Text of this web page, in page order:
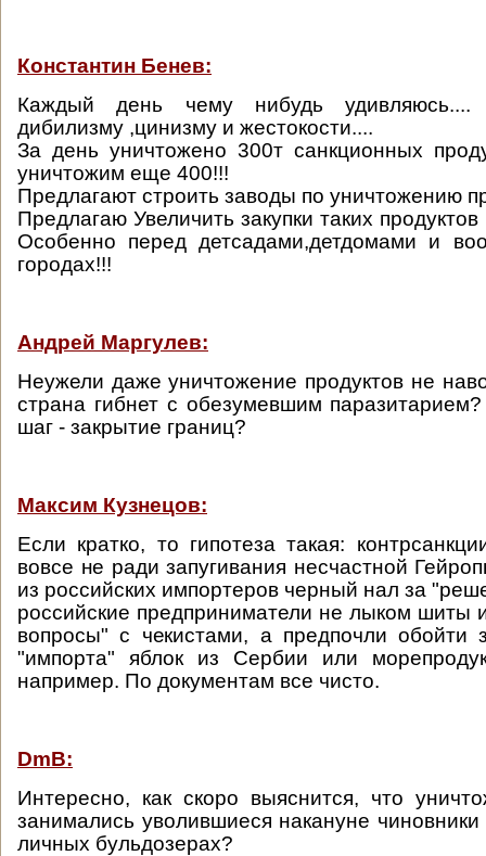
Константин Бенев:
Каждый день чему нибудь удивляюсь....
дибилизму ,цинизму и жестокости....
За день уничтожено 300т санкционных
уничтожим еще 400!!!
Предлагают строить заводы по уничтожению
Предлагаю Увеличить закупки таких
Особенно перед детсадами,детдомами и
городах!!!
Андрей Маргулев:
Неужели даже уничтожение продуктов не
страна гибнет с обезумевшим
шаг - закрытие границ?
Максим Кузнецов:
Если кратко, то гипотеза такая:
вовсе не ради запугивания несчастной
из российских импортеров черный нал за
российские предприниматели не лыком шиты
вопросы" с чекистами, а предпочли обойти
"импорта" яблок из Сербии или
например. По документам все чисто.
DmB:
Интересно, как скоро выяснится, что
занимались уволившиеся накануне
личных бульдозерах?